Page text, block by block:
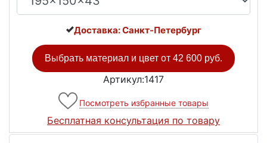
Доставка: Санкт-Петербург
Выбрать материал и цвет от 42 600 руб.
Артикул:1417
Посмотреть избранные товары
Бесплатная консультация по товару